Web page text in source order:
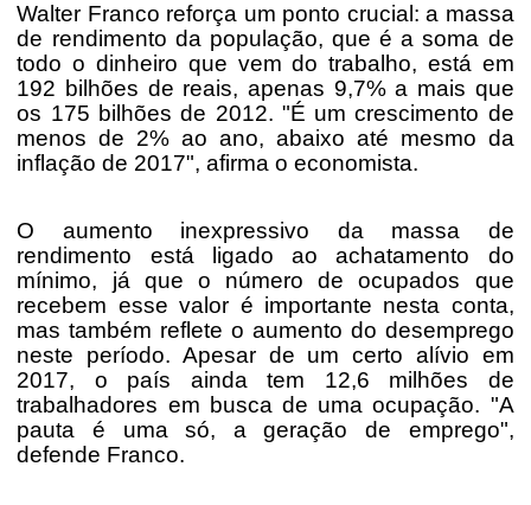
Walter Franco reforça um ponto crucial: a massa
de rendimento da população, que é a soma de
todo o dinheiro que vem do trabalho, está em
192 bilhões de reais, apenas 9,7% a mais que
os 175 bilhões de 2012. "É um crescimento de
menos de 2% ao ano, abaixo até mesmo da
inflação de 2017", afirma o economista.
O aumento inexpressivo da massa de
rendimento está ligado ao achatamento do
mínimo, já que o número de ocupados que
recebem esse valor é importante nesta conta,
mas também reflete o aumento do desemprego
neste período. Apesar de um certo alívio em
2017, o país ainda tem 12,6 milhões de
trabalhadores em busca de uma ocupação. "A
pauta é uma só, a geração de emprego",
defende Franco.